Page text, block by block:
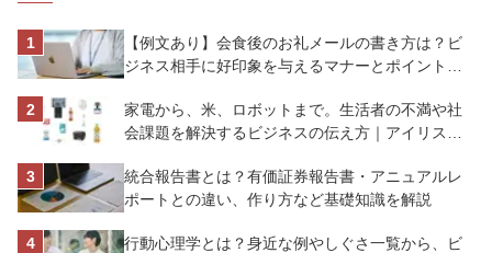
【例文あり】会食後のお礼メールの書き方は？ビ
ジネス相手に好印象を与えるマナーとポイントを
家電から、米、ロボットまで。生活者の不満や社
会課題を解決するビジネスの伝え方｜アイリスオ
統合報告書とは？有価証券報告書・アニュアルレ
ポートとの違い、作り方など基礎知識を解説
行動心理学とは？身近な例やしぐさ一覧から、ビ